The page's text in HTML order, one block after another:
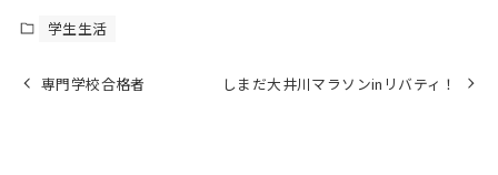
学生生活
専門学校合格者 しまだ大井川マラソンinリバティ！